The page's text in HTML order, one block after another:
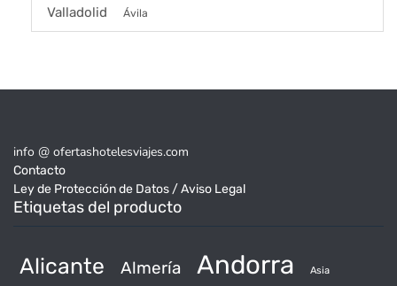
Valladolid Ávila
info @ ofertashotelesviajes.com
Contacto
Ley de Protección de Datos / Aviso Legal
Etiquetas del producto
Alicante Almería Andorra Asia